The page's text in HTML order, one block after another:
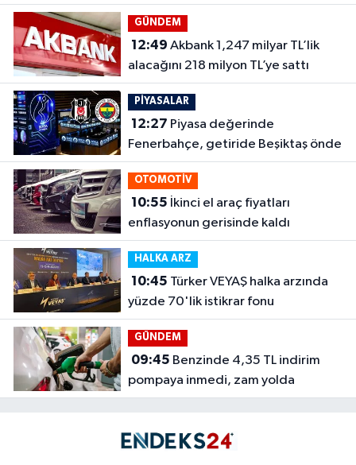
GÜNDEM
12:49
alacağını 218 milyon TL’ye sattı
PİYASALAR
12:27
Fenerbahçe, getiride Beşiktaş önde
OTOMOTİV
10:55
enflasyonun gerisinde kaldı
HALKA ARZ
10:45
yüzde 70'lik istikrar fonu
GÜNDEM
09:45
pompaya inmedi, zam yolda